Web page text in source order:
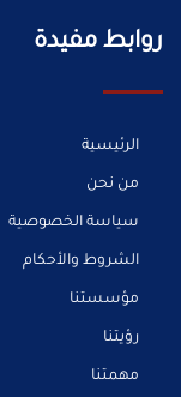
روابط مفيدة
الرئيسية
من نحن
سياسة الخصوصية
الشروط والأحكام
مؤسستنا
رؤيتنا
مهمتنا